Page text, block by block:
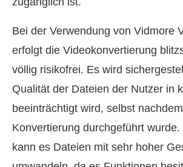
Bei der Verwendung von Vidmore
erfolgt die Videokonvertierung
völlig risikofrei. Es wird
Qualität der Dateien der Nutzer in
beeinträchtigt wird, selbst
Konvertierung durchgeführt
kann es Dateien mit sehr hoher